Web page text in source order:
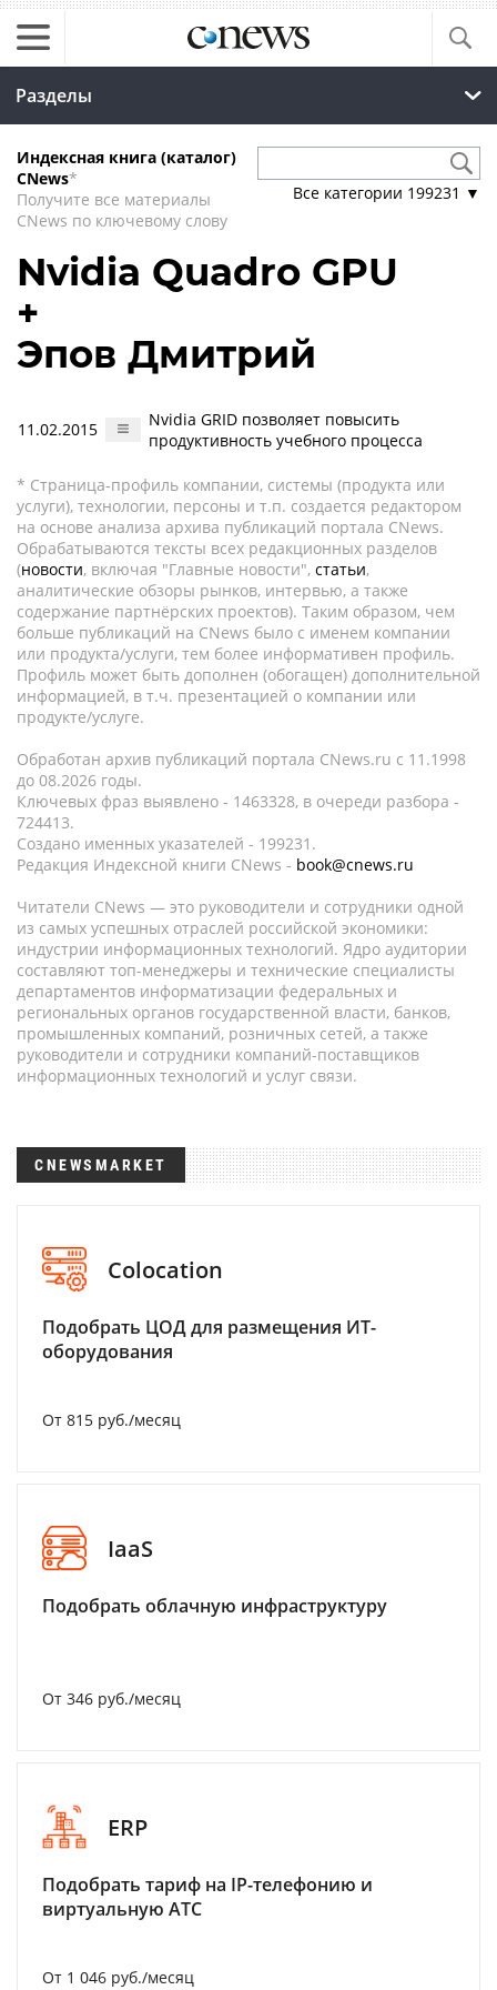
Разделы
Индексная книга (каталог)
CNews*
Получите все материалы
CNews по ключевому слову
Все категории 199231 ▼
Nvidia Quadro GPU
+
Эпов Дмитрий
11.02.2015
Nvidia GRID позволяет повысить
продуктивность учебного процесса
* Страница-профиль компании, системы (продукта или
услуги), технологии, персоны и т.п. создается редактором
на основе анализа архива публикаций портала CNews.
Обрабатываются тексты всех редакционных разделов
(новости, включая "Главные новости", статьи,
аналитические обзоры рынков, интервью, а также
содержание партнёрских проектов). Таким образом, чем
больше публикаций на CNews было с именем компании
или продукта/услуги, тем более информативен профиль.
Профиль может быть дополнен (обогащен) дополнительной
информацией, в т.ч. презентацией о компании или
продукте/услуге.
Обработан архив публикаций портала CNews.ru c 11.1998
до 08.2026 годы.
Ключевых фраз выявлено - 1463328, в очереди разбора -
724413.
Создано именных указателей - 199231.
Редакция Индексной книги CNews - book@cnews.ru
Читатели CNews — это руководители и сотрудники одной
из самых успешных отраслей российской экономики:
индустрии информационных технологий. Ядро аудитории
составляют топ-менеджеры и технические специалисты
департаментов информатизации федеральных и
региональных органов государственной власти, банков,
промышленных компаний, розничных сетей, а также
руководители и сотрудники компаний-поставщиков
информационных технологий и услуг связи.
CNEWSMARKET
Colocation
Подобрать ЦОД для размещения ИТ-
оборудования
От 815 руб./месяц
IaaS
Подобрать облачную инфраструктуру
От 346 руб./месяц
ERP
Подобрать тариф на IP-телефонию и
виртуальную АТС
От 1 046 руб./месяц